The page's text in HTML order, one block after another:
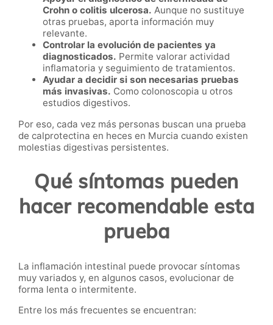
Crohn o colitis ulcerosa. Aunque no sustituye
otras pruebas, aporta información muy
relevante.
Controlar la evolución de pacientes ya
diagnosticados. Permite valorar actividad
inflamatoria y seguimiento de tratamientos.
Ayudar a decidir si son necesarias pruebas
más invasivas. Como colonoscopia u otros
estudios digestivos.
Por eso, cada vez más personas buscan una prueba
de calprotectina en heces en Murcia cuando existen
molestias digestivas persistentes.
Qué síntomas pueden
hacer recomendable esta
prueba
La inflamación intestinal puede provocar síntomas
muy variados y, en algunos casos, evolucionar de
forma lenta o intermitente.
Entre los más frecuentes se encuentran: